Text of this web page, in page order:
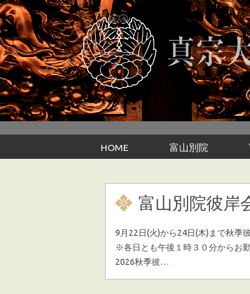
HOME 富山別院
富山別院彼岸
9月22日(火)から24日(木)まで秋季
※各日とも午後１時３０分からお
2026秋季彼…